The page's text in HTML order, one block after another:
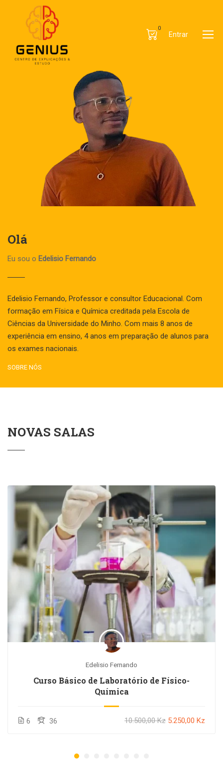
0
Entrar
Olá
Eu sou o Edelisio Fernando
Edelisio Fernando, Professor e consultor Educacional. Com
formação em Física e Química creditada pela Escola de
Ciências da Universidade do Minho. Com mais 8 anos de
experiência em ensino, 4 anos em preparação de alunos para
os exames nacionais.
SOBRE NÓS
NOVAS SALAS
Edelisio Fernando
Curso Básico de Laboratório de Físico-
Química
6 36 10.500,00 Kz 5.250,00 Kz